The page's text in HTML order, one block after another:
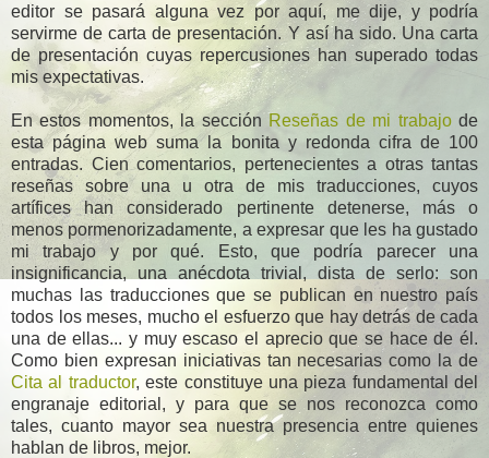
editor se pasará alguna vez por aquí, me dije, y podría
servirme de carta de presentación. Y así ha sido. Una carta
de presentación cuyas repercusiones han superado todas
mis expectativas.
En estos momentos, la sección Reseñas de mi trabajode
esta página web suma la bonita y redonda cifra de 100
entradas. Cien comentarios, pertenecientes a otras tantas
reseñas sobre una u otra de mis traducciones, cuyos
artífices han considerado pertinente detenerse, más o
menos pormenorizadamente, a expresar que les ha gustado
mi trabajo y por qué. Esto, que podría parecer una
insignificancia, una anécdota trivial, dista de serlo: son
muchas las traducciones que se publican en nuestro país
todos los meses, mucho el esfuerzo que hay detrás de cada
una de ellas... y muy escaso el aprecio que se hace de él.
Como bien expresan iniciativas tan necesarias como la de
Cita al traductor, este constituye una pieza fundamental del
engranaje editorial, y para que se nos reconozca como
tales, cuanto mayor sea nuestra presencia entre quienes
hablan de libros, mejor.